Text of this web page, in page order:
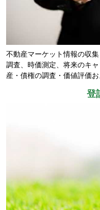
不動産マーケット情報の収
調査、時価測定、将来のキ
産・債権の調査・価値評価
登